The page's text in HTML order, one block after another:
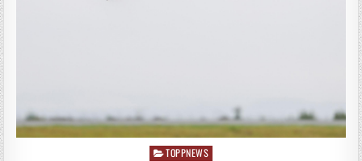
Posted
TOPPNEWS